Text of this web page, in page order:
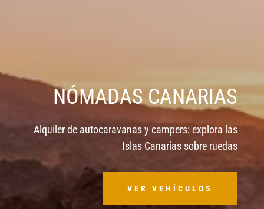
NÓMADAS CANARIAS
Alquiler de autocaravanas y campers: explora las
Islas Canarias sobre ruedas
VER VEHÍCULOS